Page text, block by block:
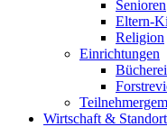
Senioren
Eltern-
Religion
Einrichtungen
Bücherei
Wirtschaft & Standort